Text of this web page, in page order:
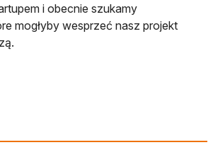
i obecnie szukamy
mogłyby wesprzeć nasz projekt